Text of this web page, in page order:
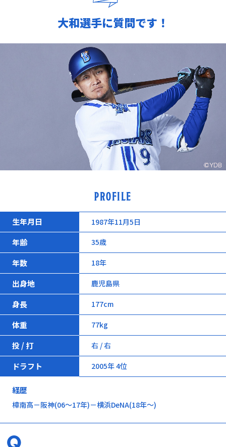
大和選手に質問です！
PROFILE
生年月日 1987年11月5日
年齢 35歳
年数 18年
出身地 鹿児島県
身長 177cm
体重 77kg
投 / 打 右 / 右
ドラフト 2005年 4位
経歴
樟南高－阪神(06～17年)－横浜DeNA(18年～)